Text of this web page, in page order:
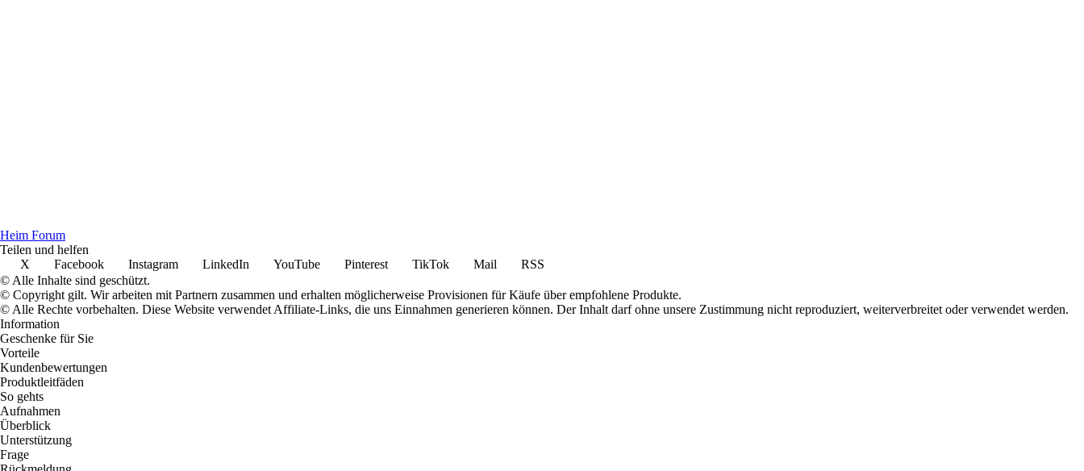
Heim Forum
Teilen und helfen
X
Facebook Instagram LinkedIn YouTube Pinterest TikTok Mail
RSS
© Alle Inhalte sind geschützt.
© Copyright gilt. Wir arbeiten mit Partnern zusammen und erhalten möglicherweise Provisionen für Käufe über empfohlene Produkte.
© Alle Rechte vorbehalten. Diese Website verwendet Affiliate-Links, die uns Einnahmen generieren können. Der Inhalt darf ohne unsere Zustimmung nicht reproduziert, weiterverbreitet oder verwendet werden.
Information
Geschenke für Sie
Vorteile
Kundenbewertungen
Produktleitfäden
So gehts
Aufnahmen
Überblick
Unterstützung
Frage